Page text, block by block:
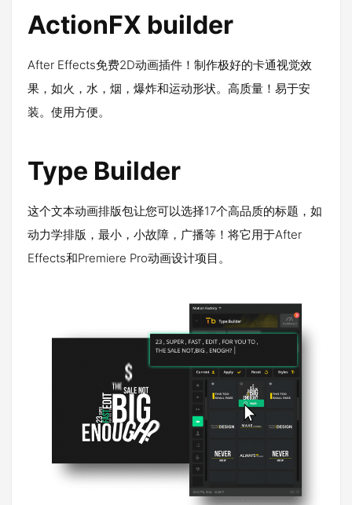
ActionFX builder
After Effects免费2D动画插件！制作极好的卡通视觉效
果，如火，水，烟，爆炸和运动形状。高质量！易于安
装。使用方便。
Type Builder
这个文本动画排版包让您可以选择17个高品质的标题，如
动力学排版，最小，小故障，广播等！将它用于After
Effects和Premiere Pro动画设计项目。